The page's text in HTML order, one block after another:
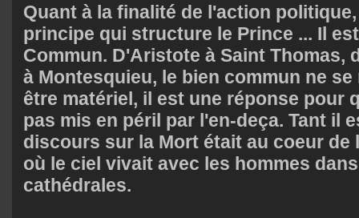
Quant à la finalité de l'action
principe qui structure le Prince ... Il
Commun. D'Aristote à Saint Thomas,
à Montesquieu, le bien commun ne
être matériel, il est une réponse pour
pas mis en péril par l'en-deça. Tant il
discours sur la Mort était au coeur de
où le ciel vivait avec les hommes
cathédrales.